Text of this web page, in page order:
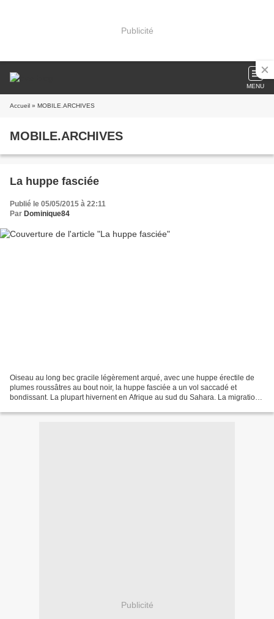
Publicité
MENU
Accueil » MOBILE.ARCHIVES
MOBILE.ARCHIVES
La huppe fasciée
Publié le 05/05/2015 à 22:11
Par Dominique84
Oiseau au long bec gracile légèrement arqué, avec une huppe érectile de
plumes roussâtres au bout noir, la huppe fasciée a un vol saccadé et
bondissant. La plupart hivernent en Afrique au sud du Sahara. La migration,
Publicité